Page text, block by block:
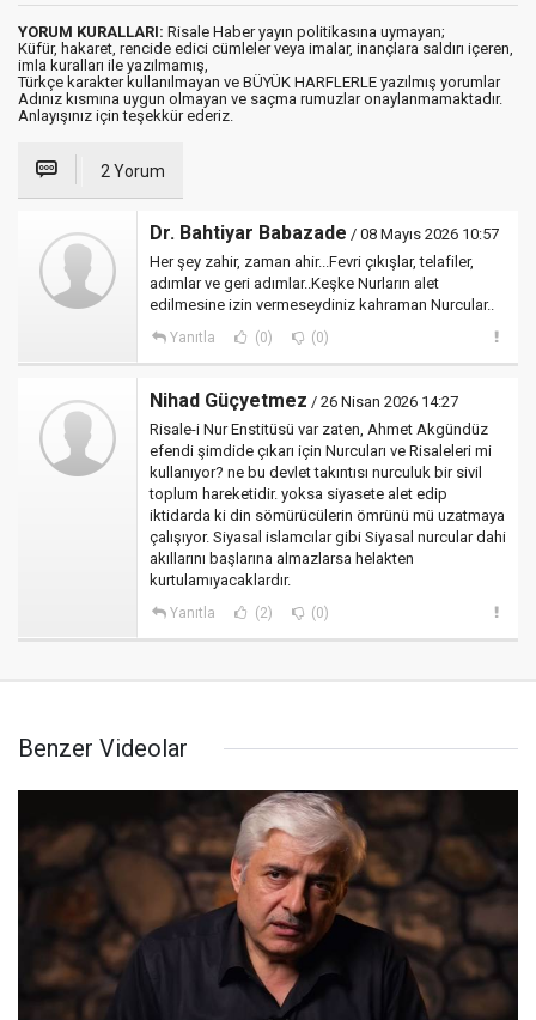
YORUM KURALLARI: Risale Haber yayın politikasına uymayan;
Küfür, hakaret, rencide edici cümleler veya imalar, inançlara saldırı içeren,
imla kuralları ile yazılmamış,
Türkçe karakter kullanılmayan ve BÜYÜK HARFLERLE yazılmış yorumlar
Adınız kısmına uygun olmayan ve saçma rumuzlar onaylanmamaktadır.
Anlayışınız için teşekkür ederiz.
2 Yorum
Dr. Bahtiyar Babazade / 08 Mayıs 2026 10:57
Her şey zahir, zaman ahir...Fevri çıkışlar, telafiler,
adımlar ve geri adımlar..Keşke Nurların alet
edilmesine izin vermeseydiniz kahraman Nurcular..
Yanıtla (0) (0)
Nihad Güçyetmez / 26 Nisan 2026 14:27
Risale-i Nur Enstitüsü var zaten, Ahmet Akgündüz
efendi şimdide çıkarı için Nurcuları ve Risaleleri mi
kullanıyor? ne bu devlet takıntısı nurculuk bir sivil
toplum hareketidir. yoksa siyasete alet edip
iktidarda ki din sömürücülerin ömrünü mü uzatmaya
çalışıyor. Siyasal islamcılar gibi Siyasal nurcular dahi
akıllarını başlarına almazlarsa helakten
kurtulamıyacaklardır.
Yanıtla (2) (0)
Benzer Videolar